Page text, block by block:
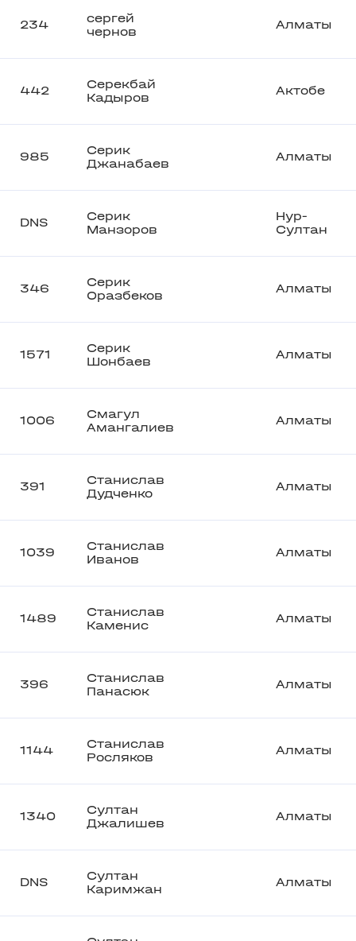
234
сергей
чернов
Алматы
442
Серекбай
Кадыров
Актобе
985
Серик
Джанабаев
Алматы
DNS
Серик
Манзоров
Нур-
Султан
346
Серик
Оразбеков
Алматы
1571
Серик
Шонбаев
Алматы
1006
Смагул
Амангалиев
Алматы
391
Станислав
Дудченко
Алматы
1039
Станислав
Иванов
Алматы
1489
Станислав
Каменис
Алматы
396
Станислав
Панасюк
Алматы
1144
Станислав
Росляков
Алматы
1340
Султан
Джалишев
Алматы
DNS
Султан
Каримжан
Алматы